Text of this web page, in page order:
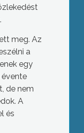
meg. Az
a
egy
de nem
A
és